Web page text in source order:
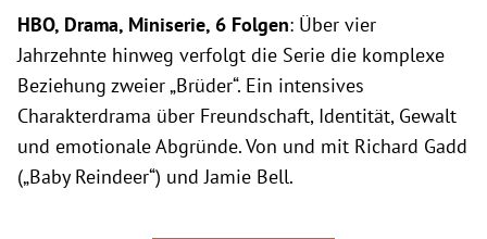
HBO, Drama, Miniserie, 6 Folgen: Über vier
Jahrzehnte hinweg verfolgt die Serie die komplexe
Beziehung zweier „Brüder“. Ein intensives
Charakterdrama über Freundschaft, Identität, Gewalt
und emotionale Abgründe. Von und mit Richard Gadd
(„Baby Reindeer“) und Jamie Bell.